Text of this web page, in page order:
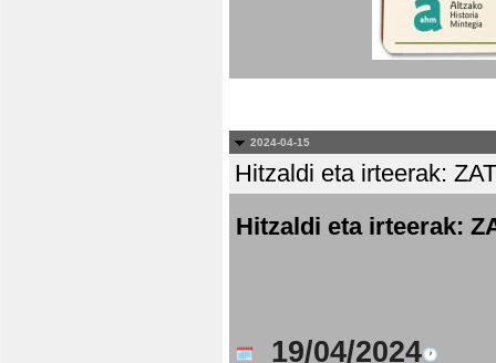
2024-04-15
Hitzaldi eta irteerak:
Hitzaldi eta irteerak:
19/04/2024